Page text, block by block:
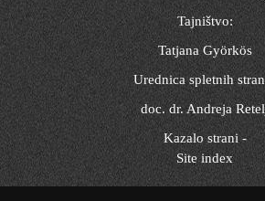
Tajništvo:
Tatjana Györkös
Urednica spletnih
doc. dr. Andreja
Kazalo strani -
Site index